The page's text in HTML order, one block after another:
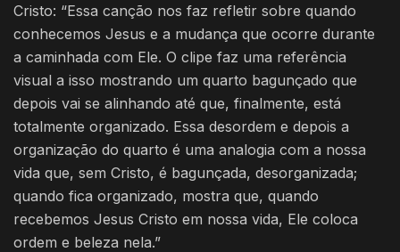
Cristo: “Essa canção nos faz refletir sobre quando
conhecemos Jesus e a mudança que ocorre durante
a caminhada com Ele. O clipe faz uma referência
visual a isso mostrando um quarto bagunçado que
depois vai se alinhando até que, finalmente, está
totalmente organizado. Essa desordem e depois a
organização do quarto é uma analogia com a nossa
vida que, sem Cristo, é bagunçada, desorganizada;
quando fica organizado, mostra que, quando
recebemos Jesus Cristo em nossa vida, Ele coloca
ordem e beleza nela.”